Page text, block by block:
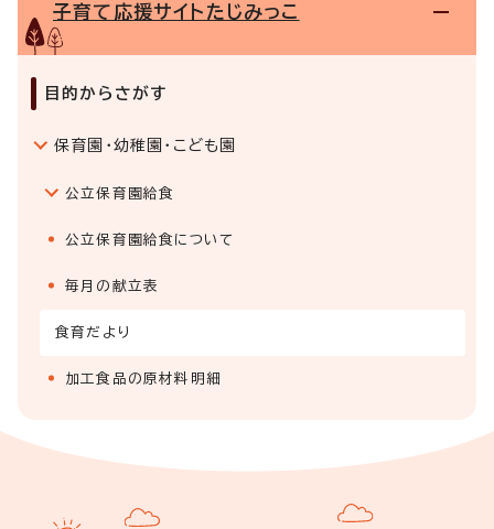
子育て応援サイトたじみっこ
目的からさがす
保育園・幼稚園・こども園
公立保育園給食
公立保育園給食について
毎月の献立表
食育だより
加工食品の原材料明細